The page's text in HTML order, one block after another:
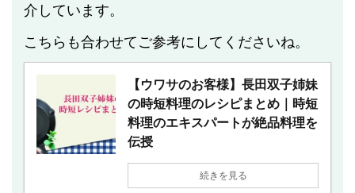
介しています。
こちらも合わせてご参考にしてくださいね。
【ウワサのお客様】長田双子姉妹
の時短料理のレシピまとめ｜時短
料理のエキスパートが絶品料理を
伝授
続きを見る